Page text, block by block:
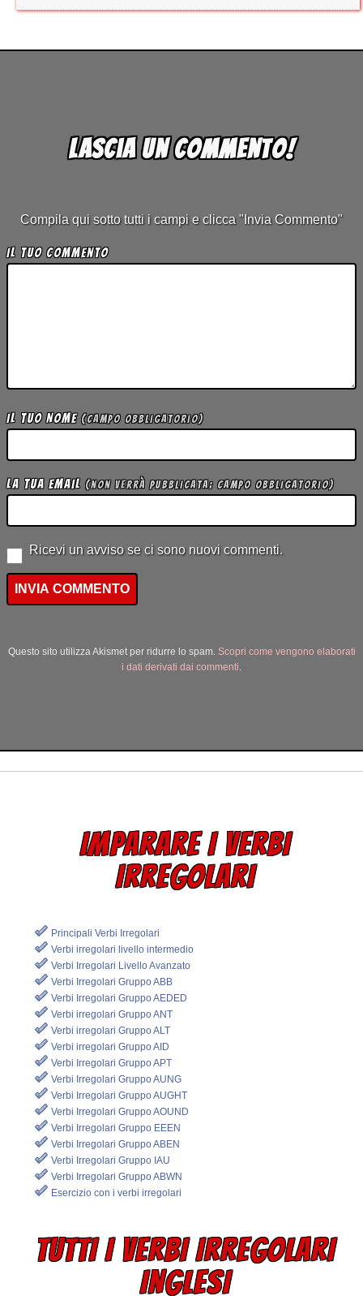
Lascia un commento!
Compila qui sotto tutti i campi e clicca "Invia Commento"
Il tuo Commento
Il tuo Nome (campo obbligatorio)
La tua Email (non verrà pubblicata; campo obbligatorio)
Ricevi un avviso se ci sono nuovi commenti.
Questo sito utilizza Akismet per ridurre lo spam. Scopri come vengono elaborati
i dati derivati dai commenti
IMPARARE I VERBI
IRREGOLARI
Principali Verbi Irregolari
Verbi irregolari livello intermedio
Verbi Irregolari Livello Avanzato
Verbi Irregolari Gruppo ABB
Verbi Irregolari Gruppo AEDED
Verbi irregolari Gruppo ANT
Verbi irregolari Gruppo ALT
Verbi irregolari Gruppo AID
Verbi Irregolari Gruppo APT
Verbi Irregolari Gruppo AUNG
Verbi Irregolari Gruppo AUGHT
Verbi Irregolari Gruppo AOUND
Verbi Irregolari Gruppo EEEN
Verbi Irregolari Gruppo ABEN
Verbi Irregolari Gruppo IAU
Verbi Irregolari Gruppo ABWN
Esercizio con i verbi irregolari
TUTTI I VERBI IRREGOLARI
INGLESI